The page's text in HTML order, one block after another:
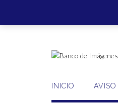
contenido
INICIO AVISO